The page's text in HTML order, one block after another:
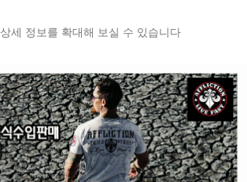
상세 정보를 확대해 보실 수 있습니다